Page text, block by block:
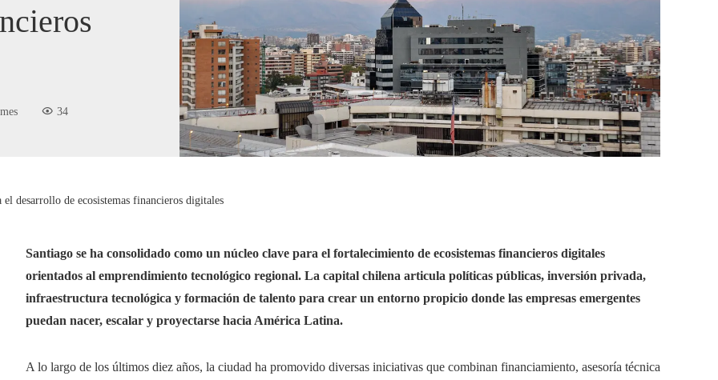
34
desarrollo de ecosistemas financieros digitales
Santiago se ha consolidado como un núcleo clave para el fortalecimiento de ecosistemas financieros digitales
orientados al emprendimiento tecnológico regional. La capital chilena articula políticas públicas, inversión privada,
infraestructura tecnológica y formación de talento para crear un entorno propicio donde las empresas emergentes
puedan nacer, escalar y proyectarse hacia América Latina.
A lo largo de los últimos diez años, la ciudad ha promovido diversas iniciativas que combinan financiamiento, asesoría técnica